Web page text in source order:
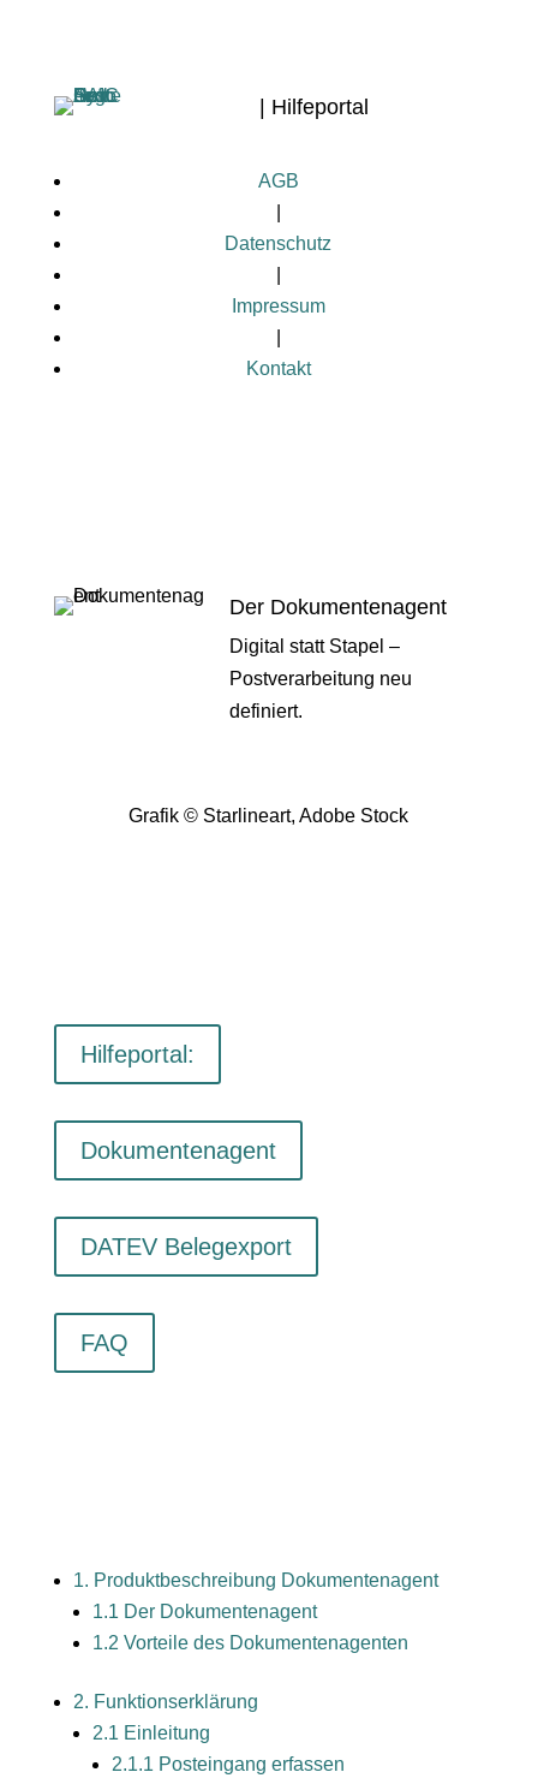
| Hilfeportal
AGB
Datenschutz
Impressum
Kontakt
Der Dokumentenagent
Digital statt Stapel –
Postverarbeitung neu
definiert.
Grafik © Starlineart, Adobe Stock
Hilfeportal:
Dokumentenagent
DATEV Belegexport
FAQ
1. Produktbeschreibung Dokumentenagent
1.1 Der Dokumentenagent
1.2 Vorteile des Dokumentenagenten
2. Funktionserklärung
2.1 Einleitung
2.1.1 Posteingang erfassen